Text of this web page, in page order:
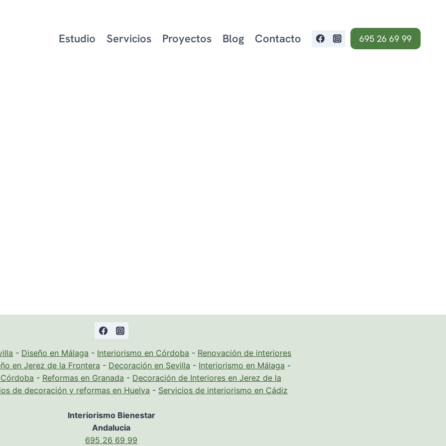
Estudio Servicios Proyectos Blog Contacto 695 26 69 99
- Diseño en Málaga - Interiorismo en Córdoba - Renovación de interiores
en Jerez de la Frontera - Decoración en Sevilla - Interiorismo en Málaga -
- Reformas en Granada - Decoración de Interiores en Jerez de la
de decoración y reformas en Huelva - Servicios de interiorismo en Cádiz
Interiorismo Bienestar
Andalucia
695 26 69 99